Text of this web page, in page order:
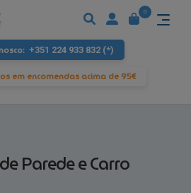
+351 224 933 832 (*)
em encomendas acima de 95€
0
Parede e Carro